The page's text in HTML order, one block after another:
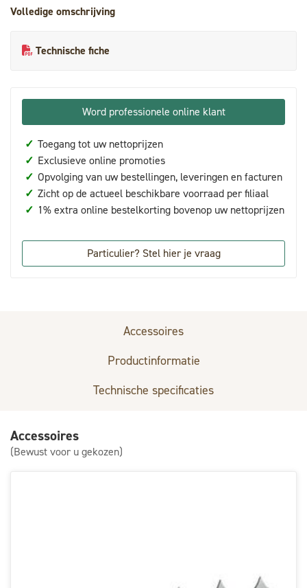
toestand Behandeling: stralen + 1 laags epoxy zink 80 μ +
80 µ
Volledige omschrijving
Technische fiche
Word professionele online klant
✓ Toegang tot uw nettoprijzen
✓ Exclusieve online promoties
✓ Opvolging van uw bestellingen, leveringen en facturen
✓ Zicht op de actueel beschikbare voorraad per filiaal
✓ 1% extra online bestelkorting bovenop uw nettoprijzen
Particulier? Stel hier je vraag
Accessoires
Productinformatie
Technische specificaties
Accessoires
(Bewust voor u gekozen)